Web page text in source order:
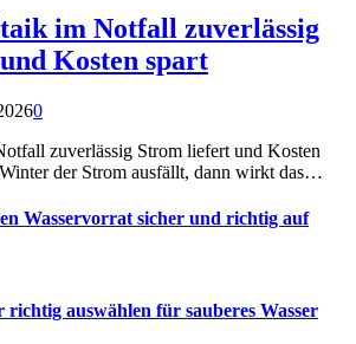
im Notfall zuverlässig
Kosten spart
0
zuverlässig Strom liefert und Kosten
der Strom ausfällt, dann wirkt das…
Wasservorrat sicher und richtig auf
auswählen für sauberes Wasser